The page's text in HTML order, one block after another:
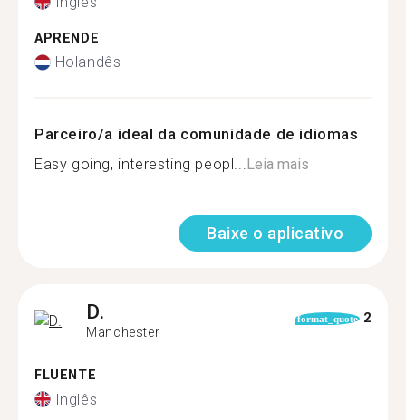
APRENDE
Holandês
Parceiro/a ideal da comunidade de idiomas
Easy going, interesting peopl...Leia mais
Baixe o aplicativo
D.
Manchester
format_quote 2
FLUENTE
Inglês